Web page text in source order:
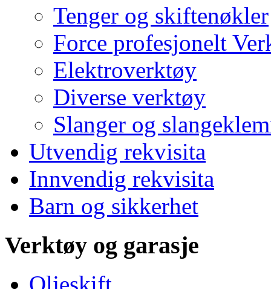
Tenger og skiftenøkler
Force profesjonelt
Elektroverktøy
Diverse verktøy
Slanger og
Utvendig rekvisita
Innvendig rekvisita
Barn og sikkerhet
Verktøy og garasje